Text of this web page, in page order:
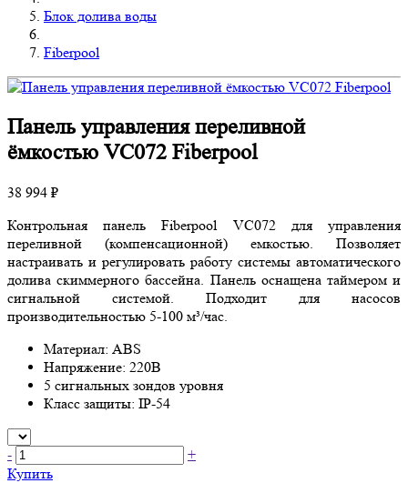
Блок долива воды
Fiberpool
Панель управления переливной
ёмкостью VC072 Fiberpool
38 994 ₽
Контрольная панель Fiberpool VC072 для управления
переливной (компенсационной) емкостью. Позволяет
настраивать и регулировать работу системы автоматического
долива скиммерного бассейна. Панель оснащена таймером и
сигнальной системой. Подходит для насосов
производительностью 5-100 м³/час.
Материал: ABS
Напряжение: 220В
5 сигнальных зондов уровня
Класс защиты: IP-54
-
+
Купить